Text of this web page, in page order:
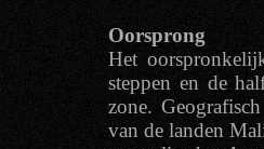
Oorsprong
Het
steppen en de
zone.
van de landen